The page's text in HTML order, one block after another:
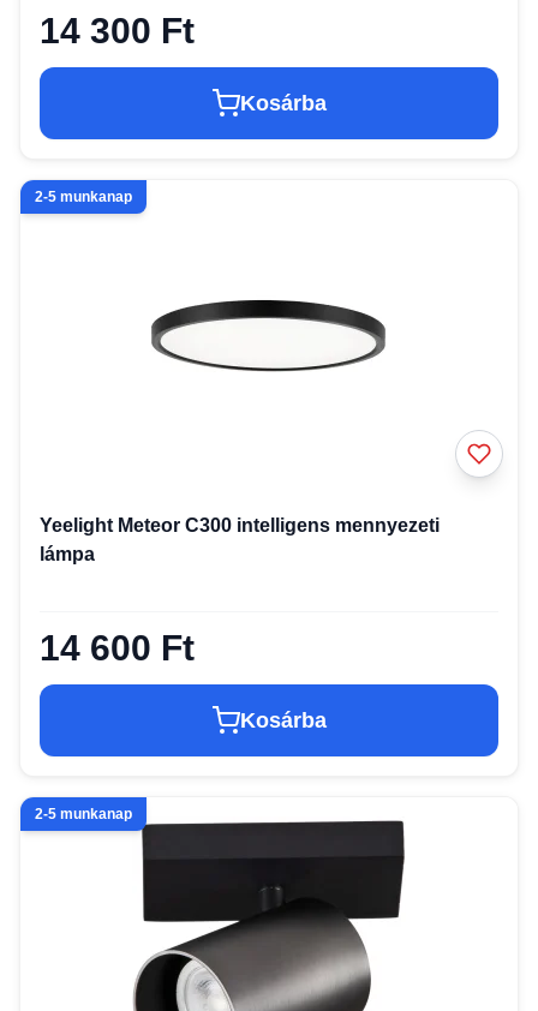
14 300 Ft
Kosárba
2-5 munkanap
Yeelight Meteor C300 intelligens mennyezeti
lámpa
14 600 Ft
Kosárba
2-5 munkanap